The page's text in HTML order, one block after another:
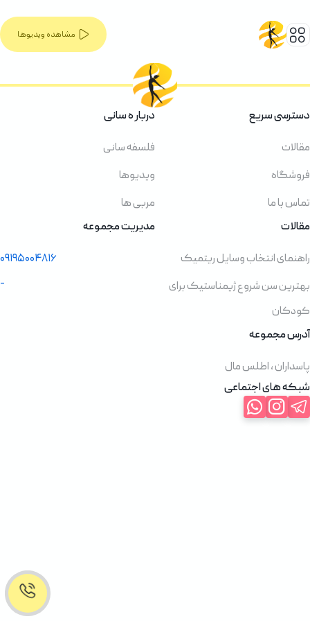
مشاهده ویدیوها
دسترسی سریع
مقالات
فروشگاه
تماس با ما
دربار ه سانی
فلسفه سانی
ویدیوها
مربی ها
مقالات
راهنمای انتخاب وسایل ریتمیک
بهترین سن شروع ژیمناستیک برای
کودکان
مدیریت مجموعه
۰۹۱۹۵۰۰۴۸۱۶
-
آدرس مجموعه
پاسداران ، اطلس مال
شبکه های اجتماعی